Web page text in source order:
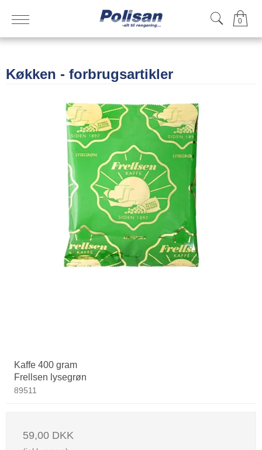
0
Køkken - forbrugsartikler
Kaffe 400 gram
Frellsen lysegrøn
89511
59,00 DKK